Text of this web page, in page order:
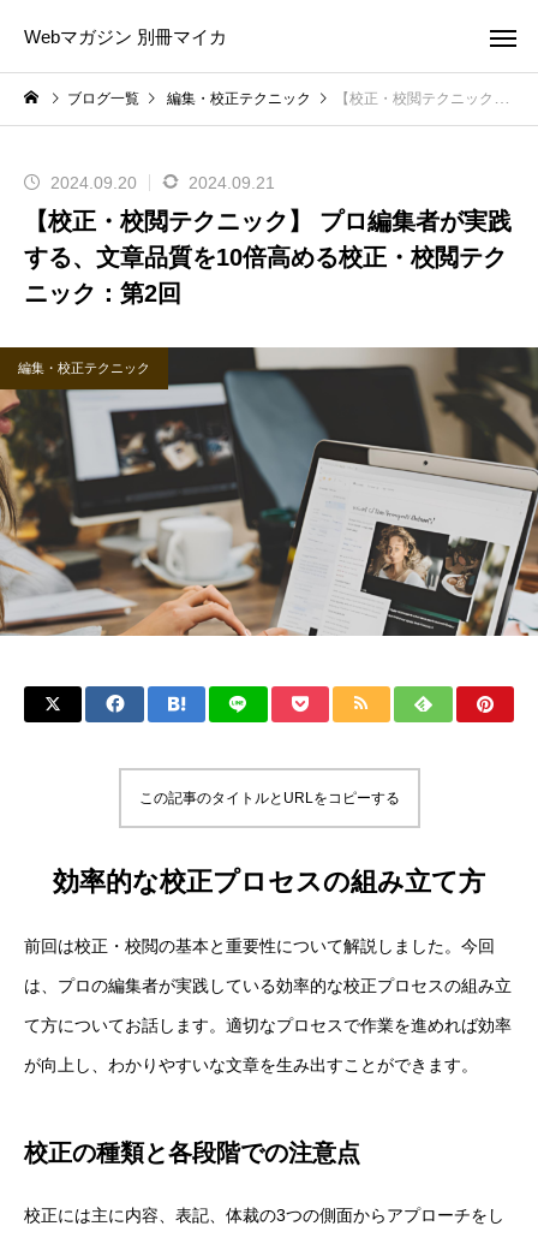
Webマガジン 別冊マイカ
ブログ一覧 編集・校正テクニック 【校正・校閲テクニック】 プロ編集者が実践する、文章品質を10倍高める校正・校閲テクニック：第2回
2024.09.20 2024.09.21
【校正・校閲テクニック】 プロ編集者が実践
する、文章品質を10倍高める校正・校閲テク
ニック：第2回
編集・校正テクニック
この記事のタイトルとURLをコピーする
効率的な校正プロセスの組み立て方
前回は校正・校閲の基本と重要性について解説しました。今回
は、プロの編集者が実践している効率的な校正プロセスの組み立
て方についてお話します。適切なプロセスで作業を進めれば効率
が向上し、わかりやすいな文章を生み出すことができます。
校正の種類と各段階での注意点
校正には主に内容、表記、体裁の3つの側面からアプローチをし